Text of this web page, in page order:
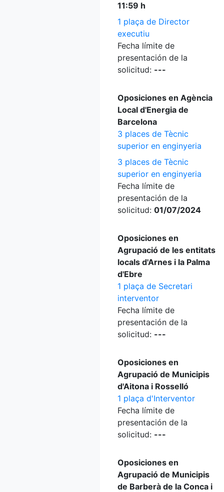
11:59 h
1 plaça de Director
executiu
Fecha límite de
presentación de la
solicitud: ---
Oposiciones en Agència
Local d'Energia de
Barcelona
3 places de Tècnic
superior en enginyeria
3 places de Tècnic
superior en enginyeria
Fecha límite de
presentación de la
solicitud: 01/07/2024
Oposiciones en
Agrupació de les entitats
locals d'Arnes i la Palma
d'Ebre
1 plaça de Secretari
interventor
Fecha límite de
presentación de la
solicitud: ---
Oposiciones en
Agrupació de Municipis
d'Aitona i Rosselló
1 plaça d'Interventor
Fecha límite de
presentación de la
solicitud: ---
Oposiciones en
Agrupació de Municipis
de Barberà de la Conca i